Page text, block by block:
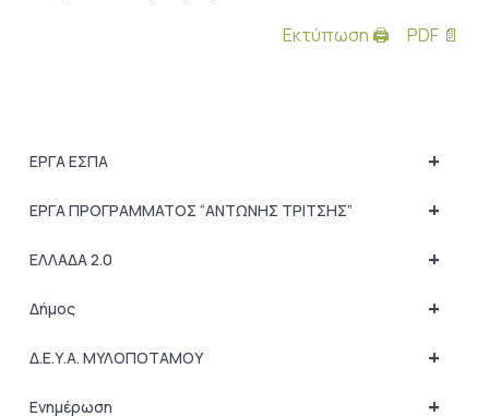
Εκτύπωση 🖨
PDF 📄
+
ΕΡΓΑ ΕΣΠΑ
+
ΕΡΓΑ ΠΡΟΓΡΑΜΜΑΤΟΣ “ΑΝΤΩΝΗΣ ΤΡΙΤΣΗΣ”
+
ΕΛΛΑΔΑ 2.0
+
Δήμος
+
Δ.Ε.Υ.Α. ΜΥΛΟΠΟΤΑΜΟΥ
+
Ενημέρωση